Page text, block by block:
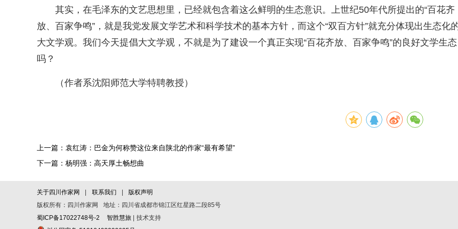
其实，在毛泽东的文艺思想里，已经就包含着这么鲜明的生态意识。上世纪50年代所提出的“百花齐
放、百家争鸣”，就是我党发展文学艺术和科学技术的基本方针，而这个“双百方针”就充分体现出生态化
大文学观。我们今天提倡大文学观，不就是为了建设一个真正实现“百花齐放、百家争鸣”的良好文学生态
吗？
（作者系沈阳师范大学特聘教授）
上一篇：袁红涛：巴金为何称赞这位来自陕北的作家“最有希望”
下一篇：杨明强：高天厚土畅想曲
关于四川作家网 | 联系我们 |版权声明
版权所有：四川作家网 地址：四川省成都市锦江区红星路二段85号
蜀ICP备17022748号-2
智胜慧旅 | 技术支持